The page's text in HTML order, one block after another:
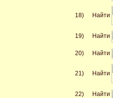
18) Найти
19) Найти
20) Найти
21) Найти
22) Найти